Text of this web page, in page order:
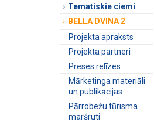
Tematiskie ciemi
BELLA DVINA 2
Projekta apraksts
Projekta partneri
Preses relīzes
Mārketinga materiāli
un publikācijas
Pārrobežu tūrisma
maršruti